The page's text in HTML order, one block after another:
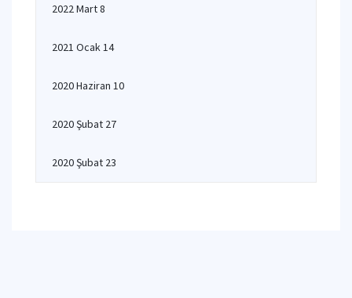
2022 Mart 8
2021 Ocak 14
2020 Haziran 10
2020 Şubat 27
2020 Şubat 23